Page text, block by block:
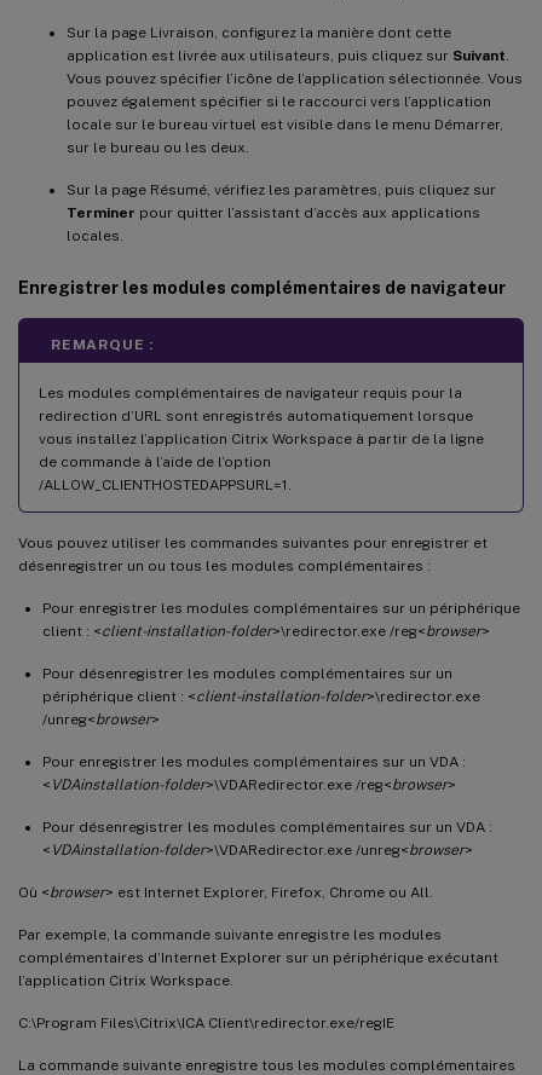
Sur la page Livraison, configurez la manière dont cette
application est livrée aux utilisateurs, puis cliquez sur Suivant
Vous pouvez spécifier l’icône de l’application sélectionnée. Vous
pouvez également spécifier si le raccourci vers l’application
locale sur le bureau virtuel est visible dans le menu Démarrer,
sur le bureau ou les deux.
Sur la page Résumé, vérifiez les paramètres, puis cliquez sur
Terminer pour quitter l’assistant d’accès aux applications
locales.
Enregistrer les modules complémentaires de navigateur
REMARQUE :
Les modules complémentaires de navigateur requis pour la
redirection d’URL sont enregistrés automatiquement lorsque
vous installez l’application Citrix Workspace à partir de la ligne
de commande à l’aide de l’option
/ALLOW_CLIENTHOSTEDAPPSURL=1.
Vous pouvez utiliser les commandes suivantes pour enregistrer et
désenregistrer un ou tous les modules complémentaires :
Pour enregistrer les modules complémentaires sur un périphérique
client : <client-installation-folder>\redirector.exe /reg<browser>
Pour désenregistrer les modules complémentaires sur un
périphérique client : <client-installation-folder>\redirector.exe
/unreg<browser>
Pour enregistrer les modules complémentaires sur un VDA :
< VDAinstallation-folder>\VDARedirector.exe /reg<browser>
Pour désenregistrer les modules complémentaires sur un VDA :
< VDAinstallation-folder>\VDARedirector.exe /unreg<browser>
Où <browser> est Internet Explorer, Firefox, Chrome ou All.
Par exemple, la commande suivante enregistre les modules
complémentaires d’Internet Explorer sur un périphérique exécutant
l’application Citrix Workspace.
C:\Program Files\Citrix\ICA Client\redirector.exe/regIE
La commande suivante enregistre tous les modules complémentaires